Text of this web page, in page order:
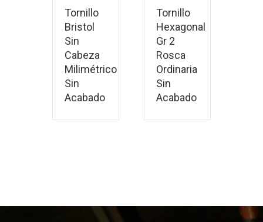
Tornillo
Bristol
Sin
Cabeza
Milimétrico
Sin
Acabado
Tornillo
Hexagonal
Gr 2
Rosca
Ordinaria
Sin
Acabado